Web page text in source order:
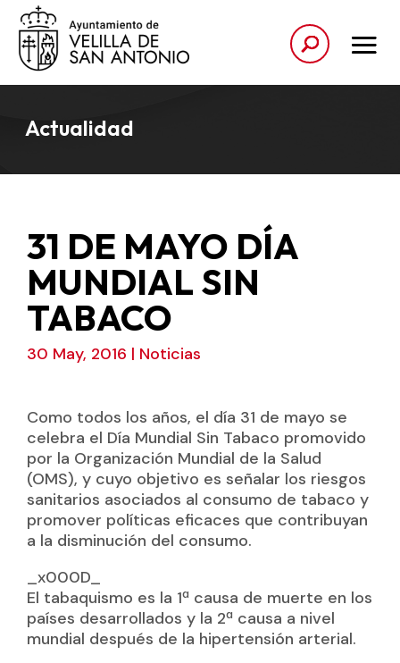
Actualidad
31 DE MAYO DÍA
MUNDIAL SIN
TABACO
30 May, 2016 | Noticias
Como todos los años, el día 31 de mayo se
celebra el Día Mundial Sin Tabaco promovido
por la Organización Mundial de la Salud
(OMS), y cuyo objetivo es señalar los riesgos
sanitarios asociados al consumo de tabaco y
promover políticas eficaces que contribuyan
a la disminución del consumo.
_x000D_
El tabaquismo es la 1ª causa de muerte en los
países desarrollados y la 2ª causa a nivel
mundial después de la hipertensión arterial.